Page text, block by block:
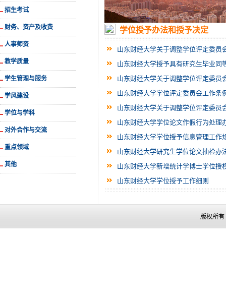
招生考试
财务、资产及收费
人事师资
教学质量
学生管理与服务
学风建设
学位与学科
对外合作与交流
重点领域
其他
学位授予办法和授予决定
山东财经大学关于调整学位评定委员
山东财经大学授予具有研究生毕业同
山东财经大学关于调整学位评定委员
山东财经大学学位评定委员会工作条
山东财经大学关于调整学位评定委员
山东财经大学学位论文作假行为处理
山东财经大学学位授予信息管理工作
山东财经大学研究生学位论文抽检办
山东财经大学新增统计学博士学位授
山东财经大学学位授予工作细则
版权所